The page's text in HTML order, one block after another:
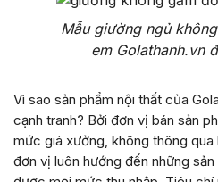
Mẫu giường ngủ
em Golathanh.vn
Vì sao sản phẩm nội thất của
cạnh tranh? Bởi đơn vị bán sản
mức giá xưởng, không thông qua
đơn vị luôn hướng đến những